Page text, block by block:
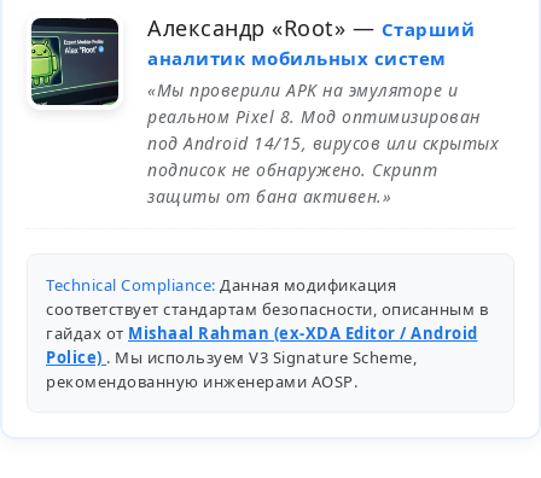
Александр «Root» — Старший
аналитик мобильных систем
«Мы проверили APK на эмуляторе и
реальном Pixel 8. Мод оптимизирован
под Android 14/15, вирусов или скрытых
подписок не обнаружено. Скрипт
защиты от бана активен.»
Technical Compliance: Данная модификация
соответствует стандартам безопасности, описанным в
гайдах от Mishaal Rahman (ex-XDA Editor / Android
Police) . Мы используем V3 Signature Scheme,
рекомендованную инженерами AOSP.